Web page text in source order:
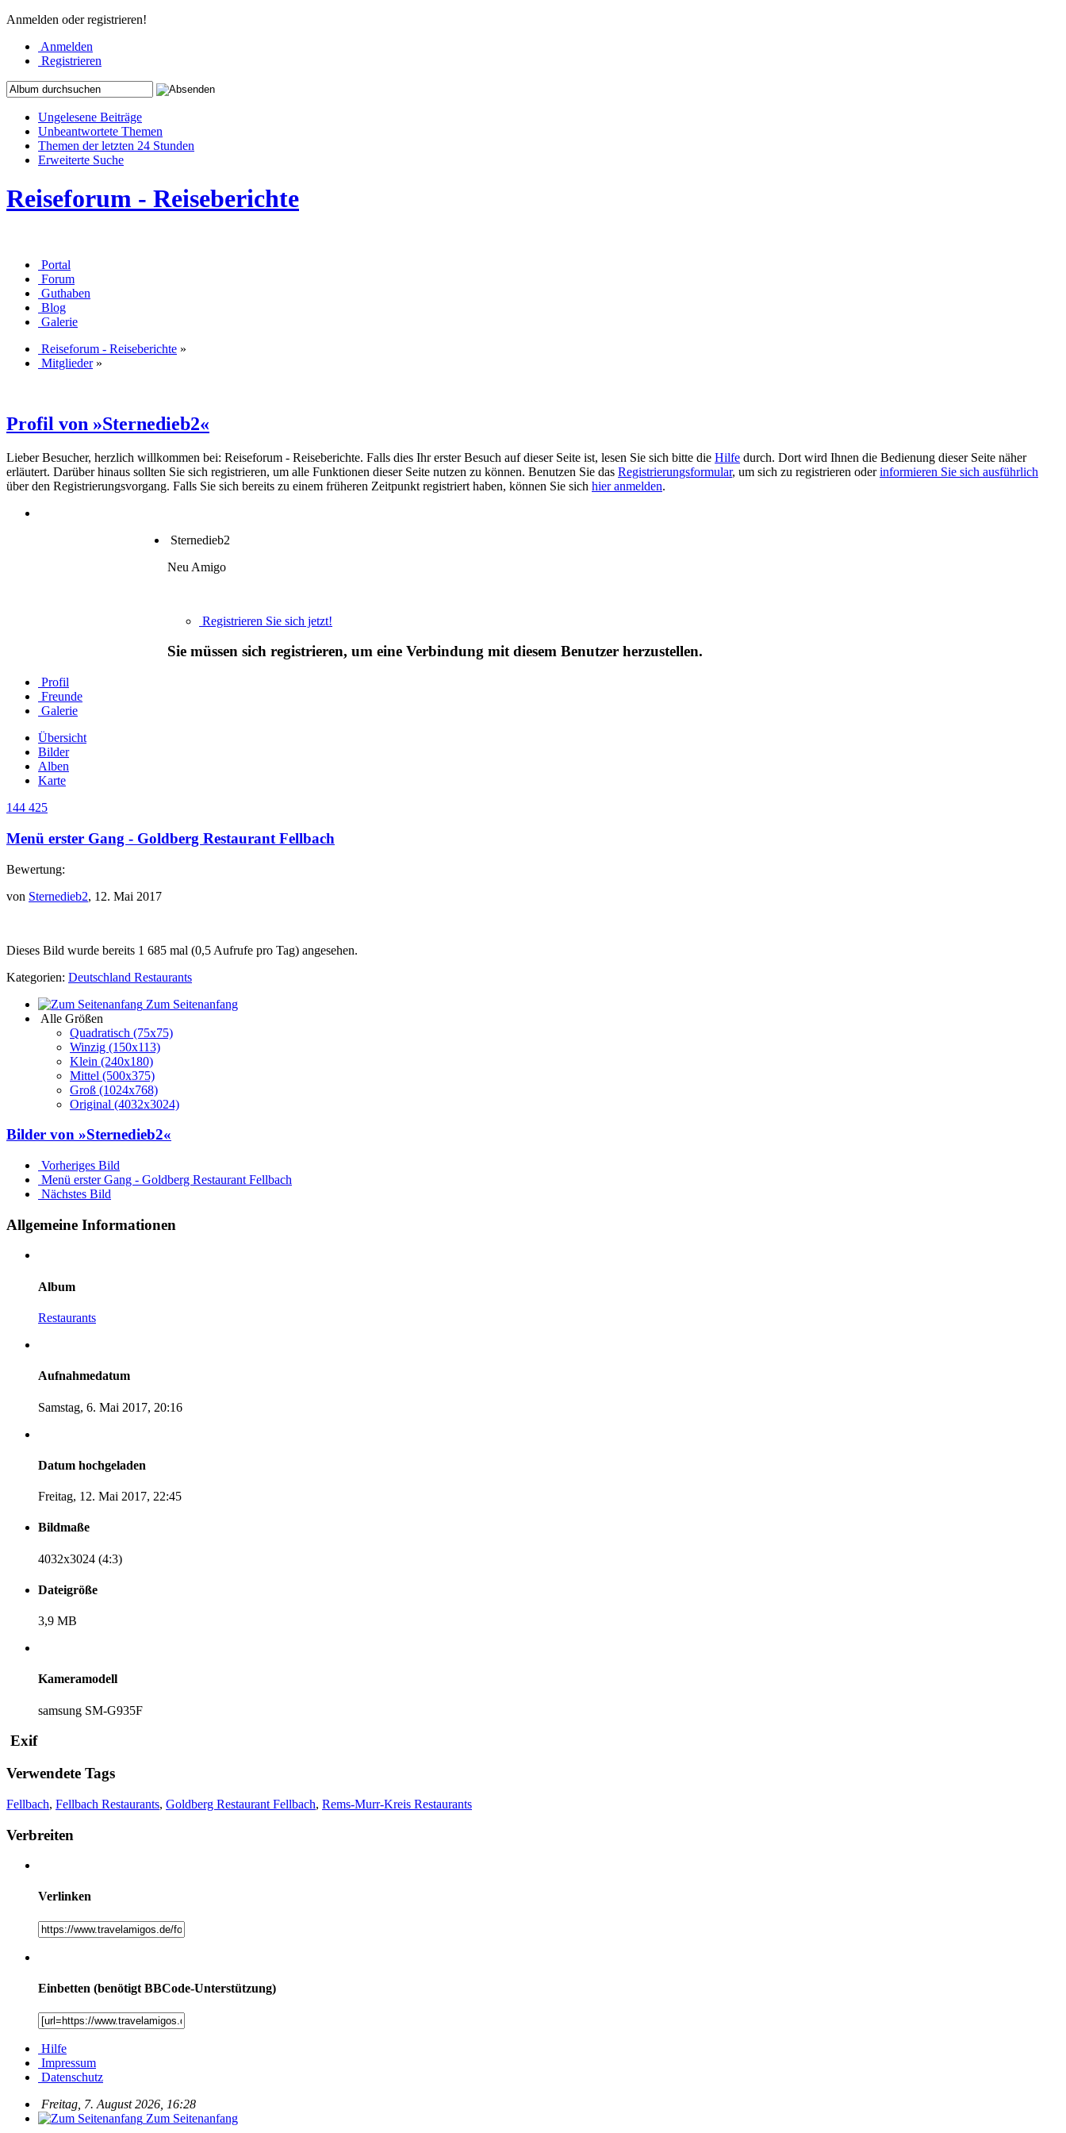
Anmelden oder registrieren!
Anmelden
Registrieren
Ungelesene Beiträge
Unbeantwortete Themen
Themen der letzten 24 Stunden
Erweiterte Suche
Reiseforum - Reiseberichte
Portal
Forum
Guthaben
Blog
Galerie
Reiseforum - Reiseberichte »
Mitglieder»
Profil von »Sternedieb2«
Lieber Besucher, herzlich willkommen bei: Reiseforum - Reiseberichte. Falls dies Ihr erster Besuch auf dieser Seite ist, lesen Sie sich bitte die Hilfe durch. Dort wird Ihnen die Bedienung dieser Seite näher
erläutert. Darüber hinaus sollten Sie sich registrieren, um alle Funktionen dieser Seite nutzen zu können. Benutzen Sie das Registrierungsformular, um sich zu registrieren oderinformieren Sie sich ausführlich
über den Registrierungsvorgang. Falls Sie sich bereits zu einem früheren Zeitpunkt registriert haben, können Sie sich hier anmelden.
Sternedieb2
Neu Amigo
Registrieren Sie sich jetzt!
Sie müssen sich registrieren, um eine Verbindung mit diesem Benutzer herzustellen.
Profil
Freunde
Galerie
Übersicht
Bilder
Alben
Karte
144 425
Menü erster Gang - Goldberg Restaurant Fellbach
Bewertung:
von Sternedieb2, 12. Mai 2017
Dieses Bild wurde bereits 1 685 mal (0,5 Aufrufe pro Tag) angesehen.
Kategorien: Deutschland Restaurants
Zum Seitenanfang
Alle Größen
Quadratisch (75x75)
Winzig (150x113)
Klein (240x180)
Mittel (500x375)
Groß (1024x768)
Original (4032x3024)
Bilder von »Sternedieb2«
Vorheriges Bild
Menü erster Gang - Goldberg Restaurant Fellbach
Nächstes Bild
Allgemeine Informationen
Album
Restaurants
Aufnahmedatum
Samstag, 6. Mai 2017, 20:16
Datum hochgeladen
Freitag, 12. Mai 2017, 22:45
Bildmaße
4032x3024 (4:3)
Dateigröße
3,9 MB
Kameramodell
samsung SM-G935F
Exif
Verwendete Tags
Fellbach, Fellbach Restaurants, Goldberg Restaurant Fellbach, Rems-Murr-Kreis Restaurants
Verbreiten
Verlinken
Einbetten (benötigt BBCode-Unterstützung)
Hilfe
Impressum
Datenschutz
Freitag, 7. August 2026, 16:28
Zum Seitenanfang